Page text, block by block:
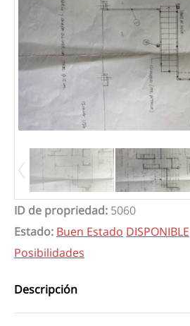
ID de propriedad: 5060
Estado: Buen Estado DISPONIBLE
Posibilidades
Descripción